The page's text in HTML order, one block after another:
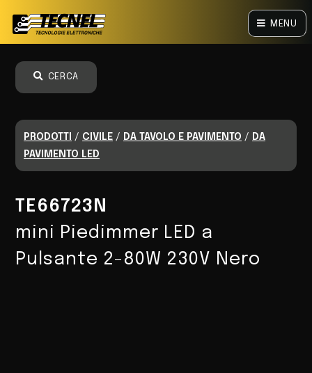
MENU
CERCA
PRODOTTI / CIVILE / DA TAVOLO E PAVIMENTO / DA
PAVIMENTO LED
TE66723N
mini Piedimmer LED a
Pulsante 2-80W 230V Nero